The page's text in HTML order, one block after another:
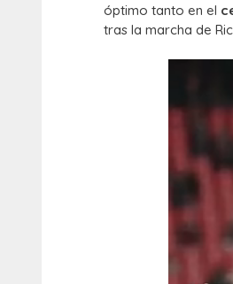
óptimo tanto en el
tras la marcha de